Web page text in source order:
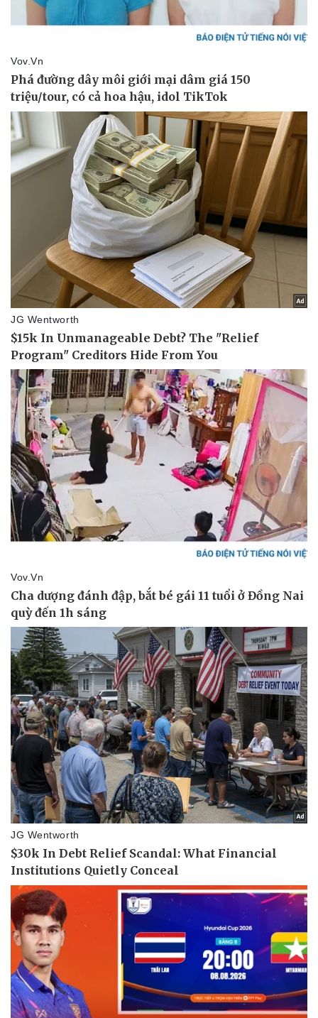
Pháp luật
Vụ án
Tin nóng
Tư vấn luật
Vũ khí
Việt Nam
Phân tích